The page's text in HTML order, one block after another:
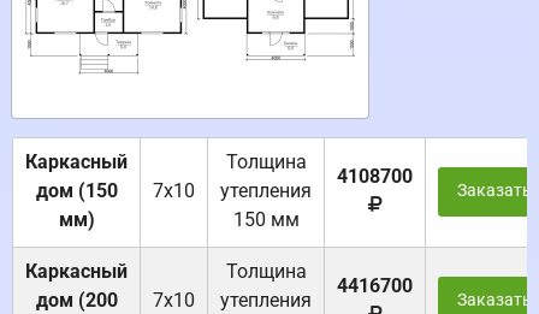
Каркасный
дом (150
мм)
7х10
Толщина
утепления
150 мм
4108700
Заказать
Каркасный
дом (200
7х10
Толщина
утепления
4416700
Заказать